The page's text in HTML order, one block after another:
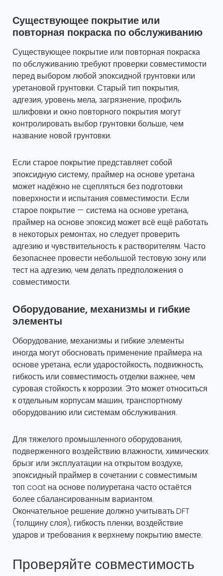
Существующее покрытие или
повторная покраска по обслуживанию
Существующее покрытие или повторная покраска
по обслуживанию требуют проверки совместимости
перед выбором любой эпоксидной грунтовки или
уретановой грунтовки. Старый тип покрытия,
адгезия, уровень мела, загрязнение, профиль
шлифовки и окно повторного покрытия могут
контролировать выбор грунтовки больше, чем
название новой грунтовки.
Если старое покрытие представляет собой
эпоксидную систему, праймер на основе уретана
может надёжно не сцепляться без подготовки
поверхности и испытания совместимости. Если
старое покрытие — система на основе уретана,
праймер на основе эпоксид может всё ещё работать
в некоторых ремонтах, но следует проверить
адгезию и чувствительность к растворителям. Часто
безопаснее провести небольшой тестовую зону или
тест на адгезию, чем делать предположения о
совместимости.
Оборудование, механизмы и гибкие
элементы
Оборудование, механизмы и гибкие элементы
иногда могут обосновать применение праймера на
основе уретана, если ударостойкость, подвижность,
гибкость или совместимость отделки важнее, чем
суровая стойкость к коррозии. Это может относиться
к отдельным корпусам машин, транспортному
оборудованию или системам обслуживания.
Для тяжелого промышленного оборудования,
подверженного воздействию влажности, химических
брызг или эксплуатации на открытом воздухе,
эпоксидный праймер в сочетании с совместимым
топ coat на основе полиуретана часто остаётся
более сбалансированным вариантом.
Окончательное решение должно учитывать DFT
(толщину слоя), гибкость пленки, воздействие
ударов и требования к верхнему покрытию вместе.
Проверяйте совместимость